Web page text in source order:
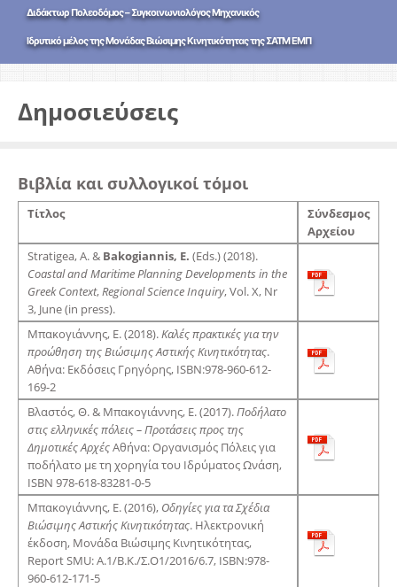
Διδάκτωρ Πολεοδόμος – Συγκοινωνιολόγος Μηχανικός
Ιδρυτικό μέλος της Μονάδας Βιώσιμης Κινητικότητας της ΣΑΤΜ ΕΜΠ
Δημοσιεύσεις
Βιβλία και συλλογικοί τόμοι
Τίτλος
Σύνδεσμος
Αρχείου
Stratigea, A. & Bakogiannis, E. (Eds.) (2018).
Coastal and Maritime Planning Developments in the
Greek Context,Regional Science Inquiry, Vol. X, Nr
3, June (in press).
Μπακογιάννης, Ε. (2018).Καλές πρακτικές για την
προώθηση της Βιώσιμης Αστικής Κινητικότητας.
Αθήνα: Εκδόσεις Γρηγόρης, ISBN:978-960-612-
169-2
Βλαστός, Θ. & Μπακογιάννης, Ε. (2017).Ποδήλατο
στις ελληνικές πόλεις – Προτάσεις προς της
Δημοτικές ΑρχέςΑθήνα: Οργανισμός Πόλεις για
ποδήλατο με τη χορηγία του Ιδρύματος Ωνάση,
ISBN 978-618-83281-0-5
Μπακογιάννης, Ε. (2016), Οδηγίες για τα Σχέδια
Βιώσιμης Αστικής Κινητικότητας. Ηλεκτρονική
έκδοση, Μονάδα Βιώσιμης Κινητικότητας,
Report SMU: A.1/Β.Κ./Σ.Ο1/2016/6.7, ISBN:978-
960-612-171-5